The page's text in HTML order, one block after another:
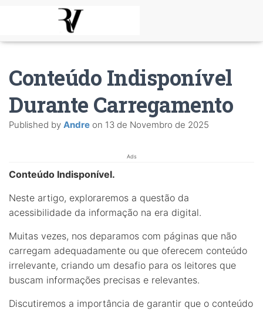
Conteúdo Indisponível
Durante Carregamento
Published by Andre on 13 de Novembro de 2025
Ads
Conteúdo Indisponível.
Neste artigo, exploraremos a questão da
acessibilidade da informação na era digital.
Muitas vezes, nos deparamos com páginas que não
carregam adequadamente ou que oferecem conteúdo
irrelevante, criando um desafio para os leitores que
buscam informações precisas e relevantes.
Discutiremos a importância de garantir que o conteúdo